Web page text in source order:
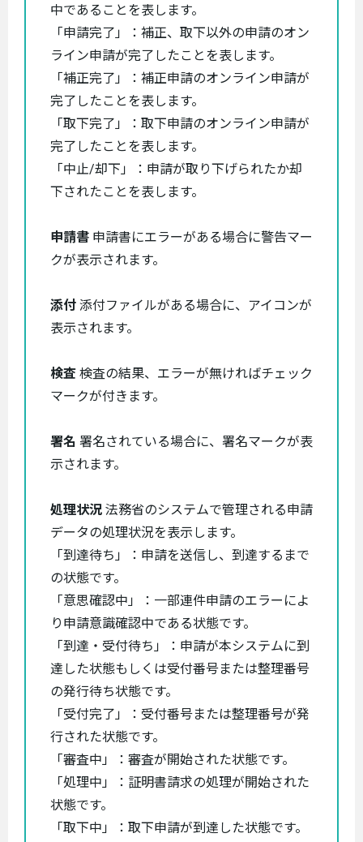
中であることを表します。
「申請完了」：補正、取下以外の申請のオン
ライン申請が完了したことを表します。
「補正完了」：補正申請のオンライン申請が
完了したことを表します。
「取下完了」：取下申請のオンライン申請が
完了したことを表します。
「中止/却下」：申請が取り下げられたか却
下されたことを表します。
申請書 申請書にエラーがある場合に警告マー
クが表示されます。
添付 添付ファイルがある場合に、アイコンが
表示されます。
検査 検査の結果、エラーが無ければチェック
マークが付きます。
署名 署名されている場合に、署名マークが表
示されます。
処理状況 法務省のシステムで管理される申請
データの処理状況を表示します。
「到達待ち」：申請を送信し、到達するまで
の状態です。
「意思確認中」：一部連件申請のエラーによ
り申請意識確認中である状態です。
「到達・受付待ち」：申請が本システムに到
達した状態もしくは受付番号または整理番号
の発行待ち状態です。
「受付完了」：受付番号または整理番号が発
行された状態です。
「審査中」：審査が開始された状態です。
「処理中」：証明書請求の処理が開始された
状態です。
「取下中」：取下申請が到達した状態です。